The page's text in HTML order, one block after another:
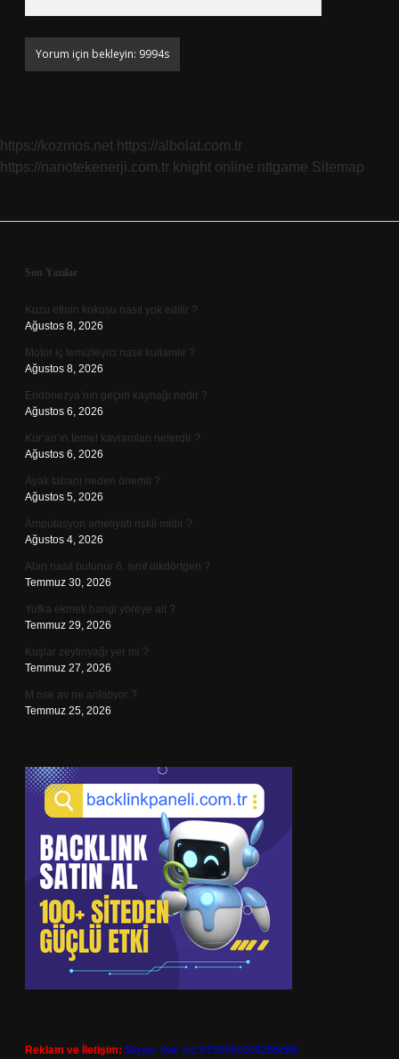
https://kozmos.net https://albolat.com.tr
https://nanotekenerji.com.tr knight online nttgame Sitemap
Sidebar
Son Yazılar
Kuzu etinin kokusu nasıl yok edilir ?
Ağustos 8, 2026
Motor iç temizleyici nasıl kullanılır ?
Ağustos 8, 2026
Endonezya’nın geçim kaynağı nedir ?
Ağustos 6, 2026
Kur’an’ın temel kavramları nelerdir ?
Ağustos 6, 2026
Ayak tabanı neden önemli ?
Ağustos 5, 2026
Amputasyon ameliyatı riskli midir ?
Ağustos 4, 2026
Alan nasıl bulunur 6. sınıf dikdörtgen ?
Temmuz 30, 2026
Yufka ekmek hangi yöreye ait ?
Temmuz 29, 2026
Kuşlar zeytinyağı yer mi ?
Temmuz 27, 2026
M rise av ne anlatıyor ?
Temmuz 25, 2026
Reklam ve İletişim: Skype: live:.cid.575569c608265c69